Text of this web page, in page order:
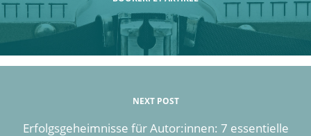
NEXT POST
Erfolgsgeheimnisse für Autor:innen: 7 essentielle